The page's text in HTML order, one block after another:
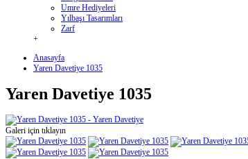
Umre Hediyeleri
Yılbaşı Tasarımları
Zarf
+
Anasayfa
Yaren Davetiye 1035
Yaren Davetiye 1035
Galeri için tıklayın